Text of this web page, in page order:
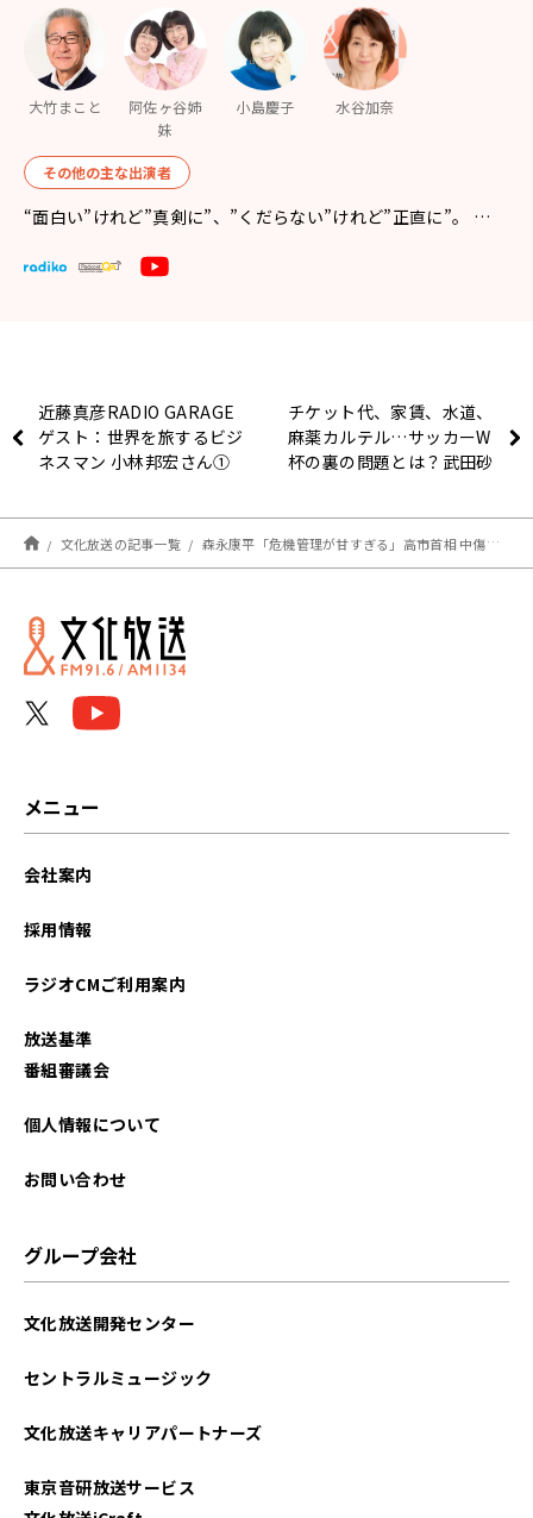
大竹まこと
阿佐ヶ谷姉
妹
小島慶子 水谷加奈
その他の主な出演者
“面白い”けれど”真剣に”、”くだらない”けれど”正直に”。 …
近藤真彦RADIO GARAGE
ゲスト：世界を旅するビジ
ネスマン 小林邦宏さん①
チケット代、家賃、水道、
麻薬カルテル…サッカーW
杯の裏の問題とは？武田砂
文化放送の記事一覧 森永康平「危機管理が甘すぎる」高市首相 中傷動画作成疑惑を語る
メニュー
会社案内
採用情報
ラジオCMご利用案内
放送基準
番組審議会
個人情報について
お問い合わせ
グループ会社
文化放送開発センター
セントラルミュージック
文化放送キャリアパートナーズ
東京音研放送サービス